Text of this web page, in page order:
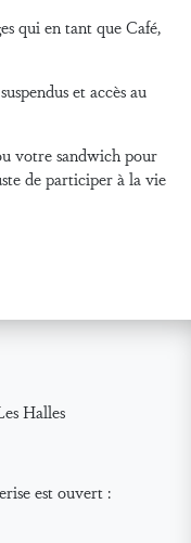
qui en tant que Café,
et accès au
votre sandwich pour
de participer à la vie
Halles
est ouvert :